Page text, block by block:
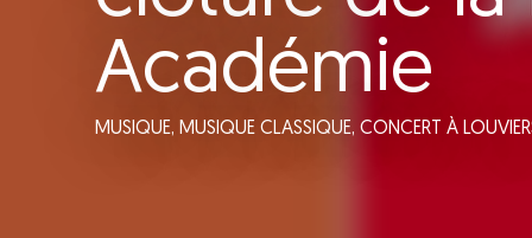
Académie
MUSIQUE, MUSIQUE CLASSIQUE, CONCERT À